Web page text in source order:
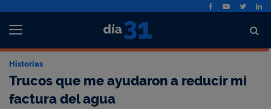
Historias
Trucos que me ayudaron a reducir mi
factura del agua